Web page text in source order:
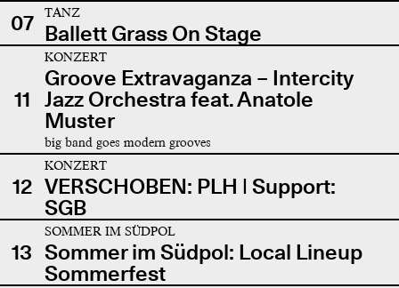
07
TANZ
Ballett Grass On Stage
11
KONZERT
Groove Extravaganza – Intercity
Jazz Orchestra feat. Anatole
Muster
big band goes modern grooves
12
KONZERT
VERSCHOBEN: PLH | Support:
SGB
13
SOMMER IM SÜDPOL
Sommer im Südpol: Local Lineup
Sommerfest